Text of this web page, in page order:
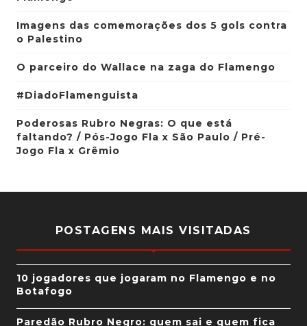
Imagens das comemorações dos 5 gols contra
o Palestino
O parceiro do Wallace na zaga do Flamengo
#DiadoFlamenguista
Poderosas Rubro Negras: O que está
faltando? / Pós-Jogo Fla x São Paulo / Pré-
Jogo Fla x Grêmio
POSTAGENS MAIS VISITADAS
10 jogadores que jogaram no Flamengo e no
Botafogo
Paredão Rubro Negro: quem sai e quem fica